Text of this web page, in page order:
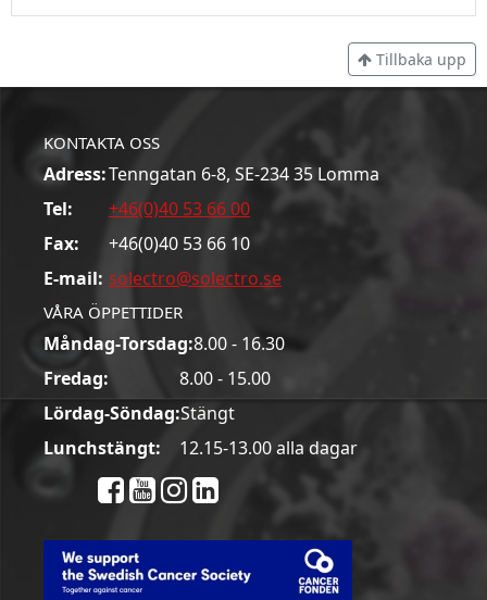
Tillbaka upp
KONTAKTA OSS
Adress:Tenngatan 6-8, SE-234 35 Lomma
Tel:
+46(0)40 53 66 00
Fax:
+46(0)40 53 66 10
E-mail: solectro@solectro.se
VÅRA ÖPPETTIDER
Måndag-Torsdag:8.00 - 16.30
Fredag:
8.00 - 15.00
Lördag-Söndag:Stängt
Lunchstängt:
12.15-13.00 alla dagar